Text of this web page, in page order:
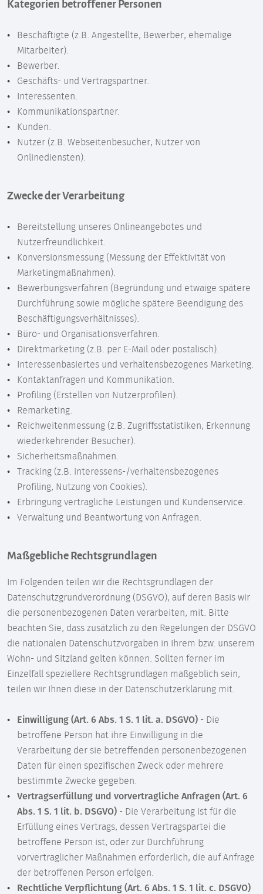
Kategorien betroffener Personen
Beschäftigte (z.B. Angestellte, Bewerber, ehemalige
Mitarbeiter).
Bewerber.
Geschäfts- und Vertragspartner.
Interessenten.
Kommunikationspartner.
Kunden.
Nutzer (z.B. Webseitenbesucher, Nutzer von
Onlinediensten).
Zwecke der Verarbeitung
Bereitstellung unseres Onlineangebotes und
Nutzerfreundlichkeit.
Konversionsmessung (Messung der Effektivität von
Marketingmaßnahmen).
Bewerbungsverfahren (Begründung und etwaige spätere
Durchführung sowie mögliche spätere Beendigung des
Beschäftigungsverhältnisses).
Büro- und Organisationsverfahren.
Direktmarketing (z.B. per E-Mail oder postalisch).
Interessenbasiertes und verhaltensbezogenes Marketing.
Kontaktanfragen und Kommunikation.
Profiling (Erstellen von Nutzerprofilen).
Remarketing.
Reichweitenmessung (z.B. Zugriffsstatistiken, Erkennung
wiederkehrender Besucher).
Sicherheitsmaßnahmen.
Tracking (z.B. interessens-/verhaltensbezogenes
Profiling, Nutzung von Cookies).
Erbringung vertragliche Leistungen und Kundenservice.
Verwaltung und Beantwortung von Anfragen.
Maßgebliche Rechtsgrundlagen
Im Folgenden teilen wir die Rechtsgrundlagen der
Datenschutzgrundverordnung (DSGVO), auf deren Basis wir
die personenbezogenen Daten verarbeiten, mit. Bitte
beachten Sie, dass zusätzlich zu den Regelungen der DSGVO
die nationalen Datenschutzvorgaben in Ihrem bzw. unserem
Wohn- und Sitzland gelten können. Sollten ferner im
Einzelfall speziellere Rechtsgrundlagen maßgeblich sein,
teilen wir Ihnen diese in der Datenschutzerklärung mit.
Einwilligung (Art. 6 Abs. 1 S. 1 lit. a. DSGVO) - Die
betroffene Person hat ihre Einwilligung in die
Verarbeitung der sie betreffenden personenbezogenen
Daten für einen spezifischen Zweck oder mehrere
bestimmte Zwecke gegeben.
Vertragserfüllung und vorvertragliche Anfragen (Art. 6
Abs. 1 S. 1 lit. b. DSGVO) - Die Verarbeitung ist für die
Erfüllung eines Vertrags, dessen Vertragspartei die
betroffene Person ist, oder zur Durchführung
vorvertraglicher Maßnahmen erforderlich, die auf Anfrage
der betroffenen Person erfolgen.
Rechtliche Verpflichtung (Art. 6 Abs. 1 S. 1 lit. c. DSGVO)